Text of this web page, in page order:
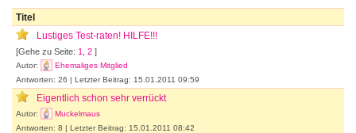
Titel
Lustiges Test-raten! HILFE!!!
[Gehe zu Seite: 1 2 ]
Autor:
Ehemaliges Mitglied
Antworten: 26 | Letzter Beitrag: 15.01.2011 09:59
Eigentlich schon sehr verrückt
Autor:
Muckelmaus
Antworten: 8 | Letzter Beitrag: 15.01.2011 08:42